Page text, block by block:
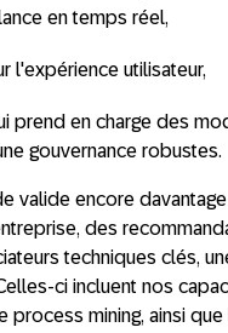
en temps réel,
l'expérience utilisateur,
prend en charge des
gouvernance robustes.
valide encore
des
techniques clés,
ci incluent nos
mining, ainsi